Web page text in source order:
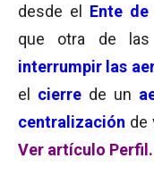
desde el Ente de
que otra de
interrumpir las
el cierre de un
centralización de
Ver artículo Perfil.